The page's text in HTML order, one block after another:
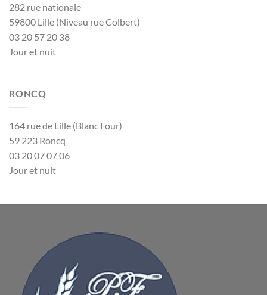
282 rue nationale
59800 Lille (Niveau rue Colbert)
03 20 57 20 38
Jour et nuit
RONCQ
164 rue de Lille (Blanc Four)
59 223 Roncq
03 20 07 07 06
Jour et nuit